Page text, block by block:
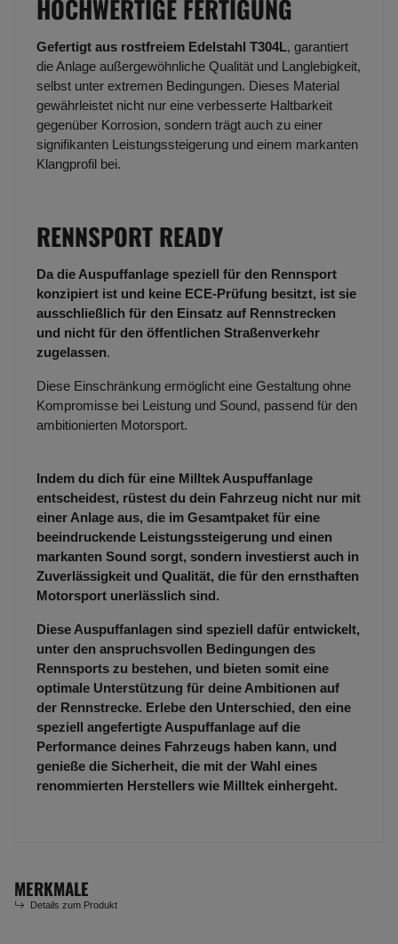
HOCHWERTIGE FERTIGUNG
Gefertigt aus rostfreiem Edelstahl T304L, garantiert
die Anlage außergewöhnliche Qualität und Langlebigkeit,
selbst unter extremen Bedingungen. Dieses Material
gewährleistet nicht nur eine verbesserte Haltbarkeit
gegenüber Korrosion, sondern trägt auch zu einer
signifikanten Leistungssteigerung und einem markanten
Klangprofil bei.
RENNSPORT READY
Da die Auspuffanlage speziell für den Rennsport
konzipiert ist und keine ECE-Prüfung besitzt, ist sie
ausschließlich für den Einsatz auf Rennstrecken
und nicht für den öffentlichen Straßenverkehr
zugelassen.
Diese Einschränkung ermöglicht eine Gestaltung ohne
Kompromisse bei Leistung und Sound, passend für den
ambitionierten Motorsport.
Indem du dich für eine Milltek Auspuffanlage
entscheidest, rüstest du dein Fahrzeug nicht nur mit
einer Anlage aus, die im Gesamtpaket für eine
beeindruckende Leistungssteigerung und einen
markanten Sound sorgt, sondern investierst auch in
Zuverlässigkeit und Qualität, die für den ernsthaften
Motorsport unerlässlich sind.
Diese Auspuffanlagen sind speziell dafür entwickelt,
unter den anspruchsvollen Bedingungen des
Rennsports zu bestehen, und bieten somit eine
optimale Unterstützung für deine Ambitionen auf
der Rennstrecke. Erlebe den Unterschied, den eine
speziell angefertigte Auspuffanlage auf die
Performance deines Fahrzeugs haben kann, und
genieße die Sicherheit, die mit der Wahl eines
renommierten Herstellers wie Milltek einhergeht.
MERKMALE
Details zum Produkt